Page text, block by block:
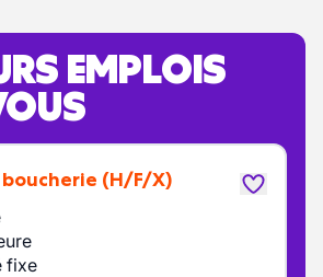
EMPLOIS
boucherie (H/F/X)
fixe